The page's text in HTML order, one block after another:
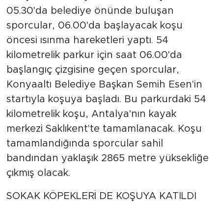
05.30'da belediye önünde buluşan
sporcular, 06.00'da başlayacak koşu
öncesi ısınma hareketleri yaptı. 54
kilometrelik parkur için saat 06.00'da
başlangıç çizgisine geçen sporcular,
Konyaaltı Belediye Başkan Semih Esen'in
startıyla koşuya başladı. Bu parkurdaki 54
kilometrelik koşu, Antalya'nın kayak
merkezi Saklıkent'te tamamlanacak. Koşu
tamamlandığında sporcular sahil
bandından yaklaşık 2865 metre yüksekliğe
çıkmış olacak.
SOKAK KÖPEKLERİ DE KOŞUYA KATILDI